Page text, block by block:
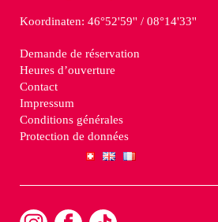
Koordinaten: 46°52'59'' / 08°14'33''
Demande de réservation
Heures d’ouverture
Contact
Impressum
Conditions générales
Protection de données